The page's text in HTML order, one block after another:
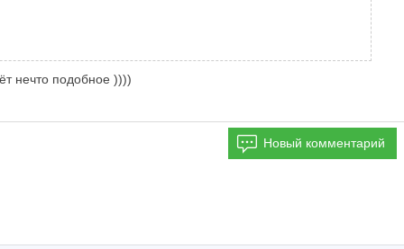
нечто подобное ))))
Новый комментарий